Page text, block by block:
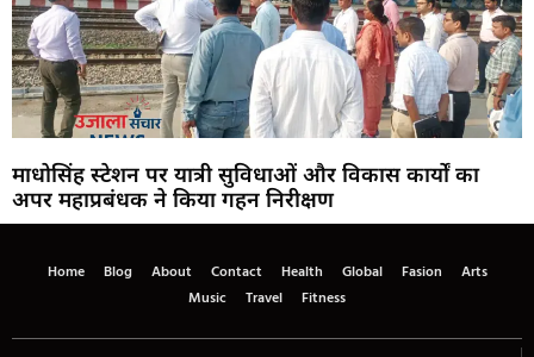
माधोसिंह स्टेशन पर यात्री सुविधाओं और विकास कार्यों का
अपर महाप्रबंधक ने किया गहन निरीक्षण
Home Blog About Contact Health Global Fasion
Arts
Music
Travel Fitness